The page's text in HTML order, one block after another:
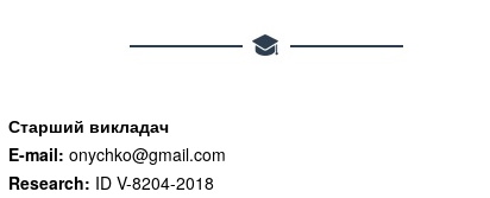
Старший викладач
E-mail: onychko@gmail.com
Research: ID V-8204-2018